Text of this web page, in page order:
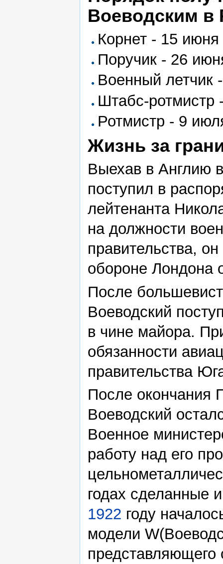
Воеводским в
Корнет - 15
Поручик - 26
Военный летчик
Штабс-
Ротмистр - 9
Жизнь за
Выехав в Англию
поступил в
лейтенанта
на должности
правительства,
обороне Лондона
После
Воеводский
в чине майора.
обязанности
правительства
После окончания
Воеводский
Военное
работу над его
годах сделанные
1922 году
модели